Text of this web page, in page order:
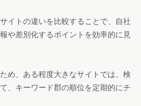
イトの違いを比較することで、自社
や差別化するポイントを効率的に見
め、ある程度大きなサイトでは、検
、キーワード郡の順位を定期的にチ